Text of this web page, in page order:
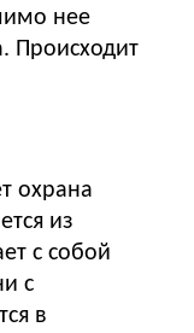
нее
Происходит
охрана
из
с собой
с
в